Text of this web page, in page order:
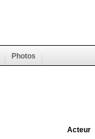
Photos
Acteur